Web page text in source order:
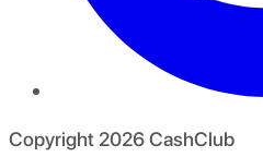
Copyright 2026CashClub